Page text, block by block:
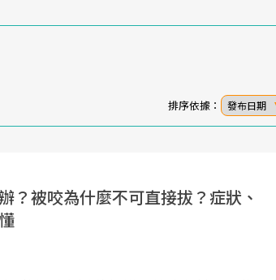
排序依據： 發布日期
？被咬為什麼不可直接拔？症狀、
面對超高齡社會的浪潮，台灣正在快速邁
良醫生活祭
2025年，就到良醫生活祭體驗「一站式健